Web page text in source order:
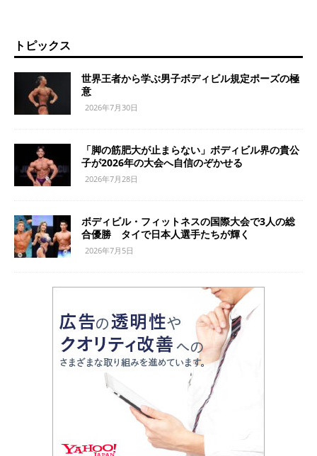
トピックス
世界王者から学ぶ男子ボディビル規定ポーズの極
意
2026年7月30日
「脚の筋肥大が止まらない」ボディビル界の貴公
子が2026年の大会へ自信のぞかせる
2026年7月28日
ボディビル・フィットネスの国際大会で3人の総
合優勝 タイで日本人選手たちが輝く
2026年7月5日